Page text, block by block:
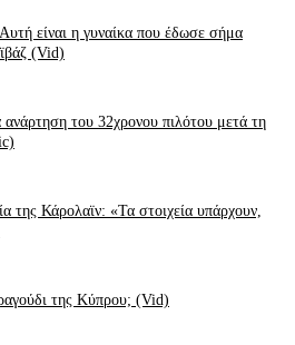
είναι η γυναίκα που έδωσε σήμα
(Vid)
του 32χρονου πιλότου μετά τη
της Κάρολαϊν: «Τα στοιχεία υπάρχουν,
της Κύπρου; (Vid)